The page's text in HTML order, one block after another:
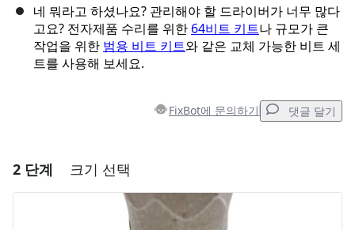
네 뭐라고 하셨나요? 관리해야 할 드라이버가 너무 많다
고요? 전자제품 수리를 위한 64비트 키트나 규모가 큰
작업을 위한 범용 비트 키트와 같은 교체 가능한 비트 세
트를 사용해 보세요.
FixBot에 문의하기 댓글 달기
2 단계 크기 선택